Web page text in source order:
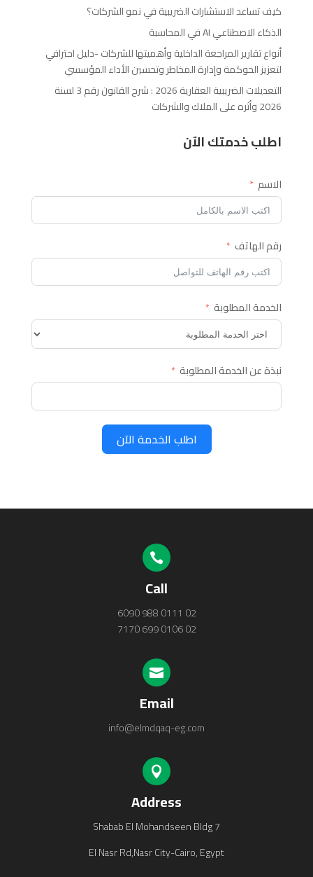
كيف تساعد الاستشارات الضريبية في نمو الشركات؟
الذكاء الاصطناعي AI في المحاسبة
أنواع تقارير المراجعة الداخلية وأهميتها للشركات -دليل احترافي
لتعزيز الحوكمة وإدارة المخاطر وتحسين الأداء المؤسسي
التعديلات الضريبية العقارية 2026 : شرح القانون رقم 3 لسنة
2026 وأثره على الملاك والشركات
اطلب خدمتك الآن
الاسم
رقم الهاتف
الخدمة المطلوبة
نبذة عن الخدمة المطلوبة
اطلب الخدمة الآن

Call
02 0111 988 6090
02 0106 699 7170

Email

Address
7 Shabab El Mohandseen Bldg
El Nasr Rd,Nasr City-Cairo, Egypt